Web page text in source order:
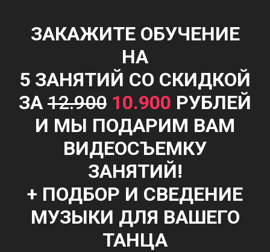
ЗАКАЖИТЕ ОБУЧЕНИЕ
НА
5 ЗАНЯТИЙ СО СКИДКОЙ
ЗА 12.900 10.900 РУБЛЕЙ
И МЫ ПОДАРИМ ВАМ
ВИДЕОСЪЕМКУ
ЗАНЯТИЙ!
+ ПОДБОР И СВЕДЕНИЕ
МУЗЫКИ ДЛЯ ВАШЕГО
ТАНЦА